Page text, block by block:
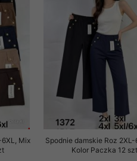
Mix
Spodnie damskie Roz 2XL-
Kolor Paczka 12 szt